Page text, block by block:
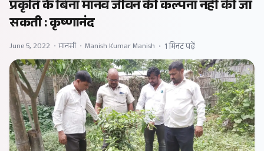
प्रकृति के बिना मानव जीवन की कल्पना नहीं की जा
सकती : कृष्णानंद
June 5, 2022 • मानसी • Manish Kumar Manish • 1 मिनट पढ़ें